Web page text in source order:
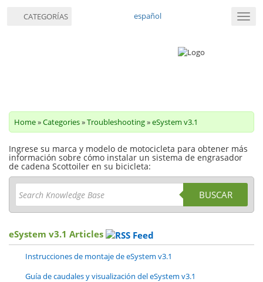
español
Home»Categories»Troubleshooting»eSystem v3.1
Ingrese su marca y modelo de motocicleta para obtener más
información sobre cómo instalar un sistema de engrasador
de cadena Scottoiler en su bicicleta:
BUSCAR
eSystem v3.1 Articles
Instrucciones de montaje de eSystem v3.1
Guía de caudales y visualización del eSystem v3.1
CATEGORÍAS